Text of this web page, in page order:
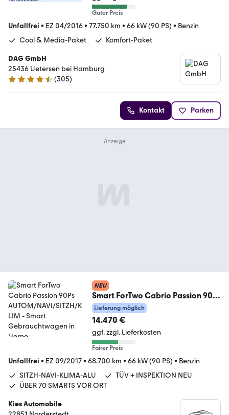
Guter Preis
Unfallfrei • EZ 04/2016• 77.750 km • 66 kW (90 PS) • Benzin
Cool & Media-Paket
Komfort-Paket
DAG GmbH
25436 Uetersen bei Hamburg
4.5 Sterne
(305)
Kontakt Parken
NEU
Smart ForTwo Cabrio Passion 90Ps
AUTOM/NAVI/SITZH/KLIM
Lieferung möglich
14.470 €
ggf. zzgl. Lieferkosten
Fairer Preis
Unfallfrei • EZ 09/2017• 68.700 km • 66 kW (90 PS) • Benzin
SITZH-NAVI-KLIMA-ALU
TÜV + INSPEKTION NEU
ÜBER 70 SMARTS VOR ORT
Kies Automobile